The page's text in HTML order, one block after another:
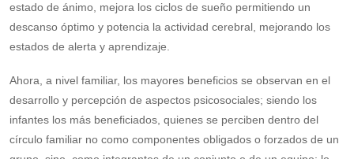
estado de ánimo, mejora los ciclos de sueño permitiendo un
descanso óptimo y potencia la actividad cerebral, mejorando los
estados de alerta y aprendizaje.
Ahora, a nivel familiar, los mayores beneficios se observan en el
desarrollo y percepción de aspectos psicosociales; siendo los
infantes los más beneficiados, quienes se perciben dentro del
círculo familiar no como componentes obligados o forzados de un